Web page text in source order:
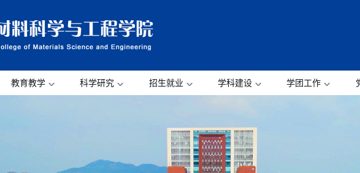
教育教学 科学研究 招生就业 学科建设 学团工作